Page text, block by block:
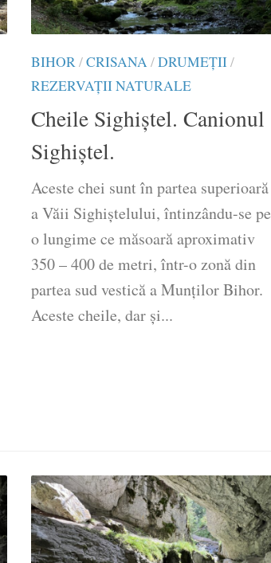
BIHOR/CRISANA/DRUMEŢII/
REZERVAȚII NATURALE
Cheile Sighiștel. Canionul
Sighiștel.
Aceste chei sunt în partea superioară
a Văii Sighiștelului, întinzându-se pe
o lungime ce măsoară aproximativ
350 – 400 de metri, într-o zonă din
partea sud vestică a Munților Bihor.
Aceste cheile, dar și...